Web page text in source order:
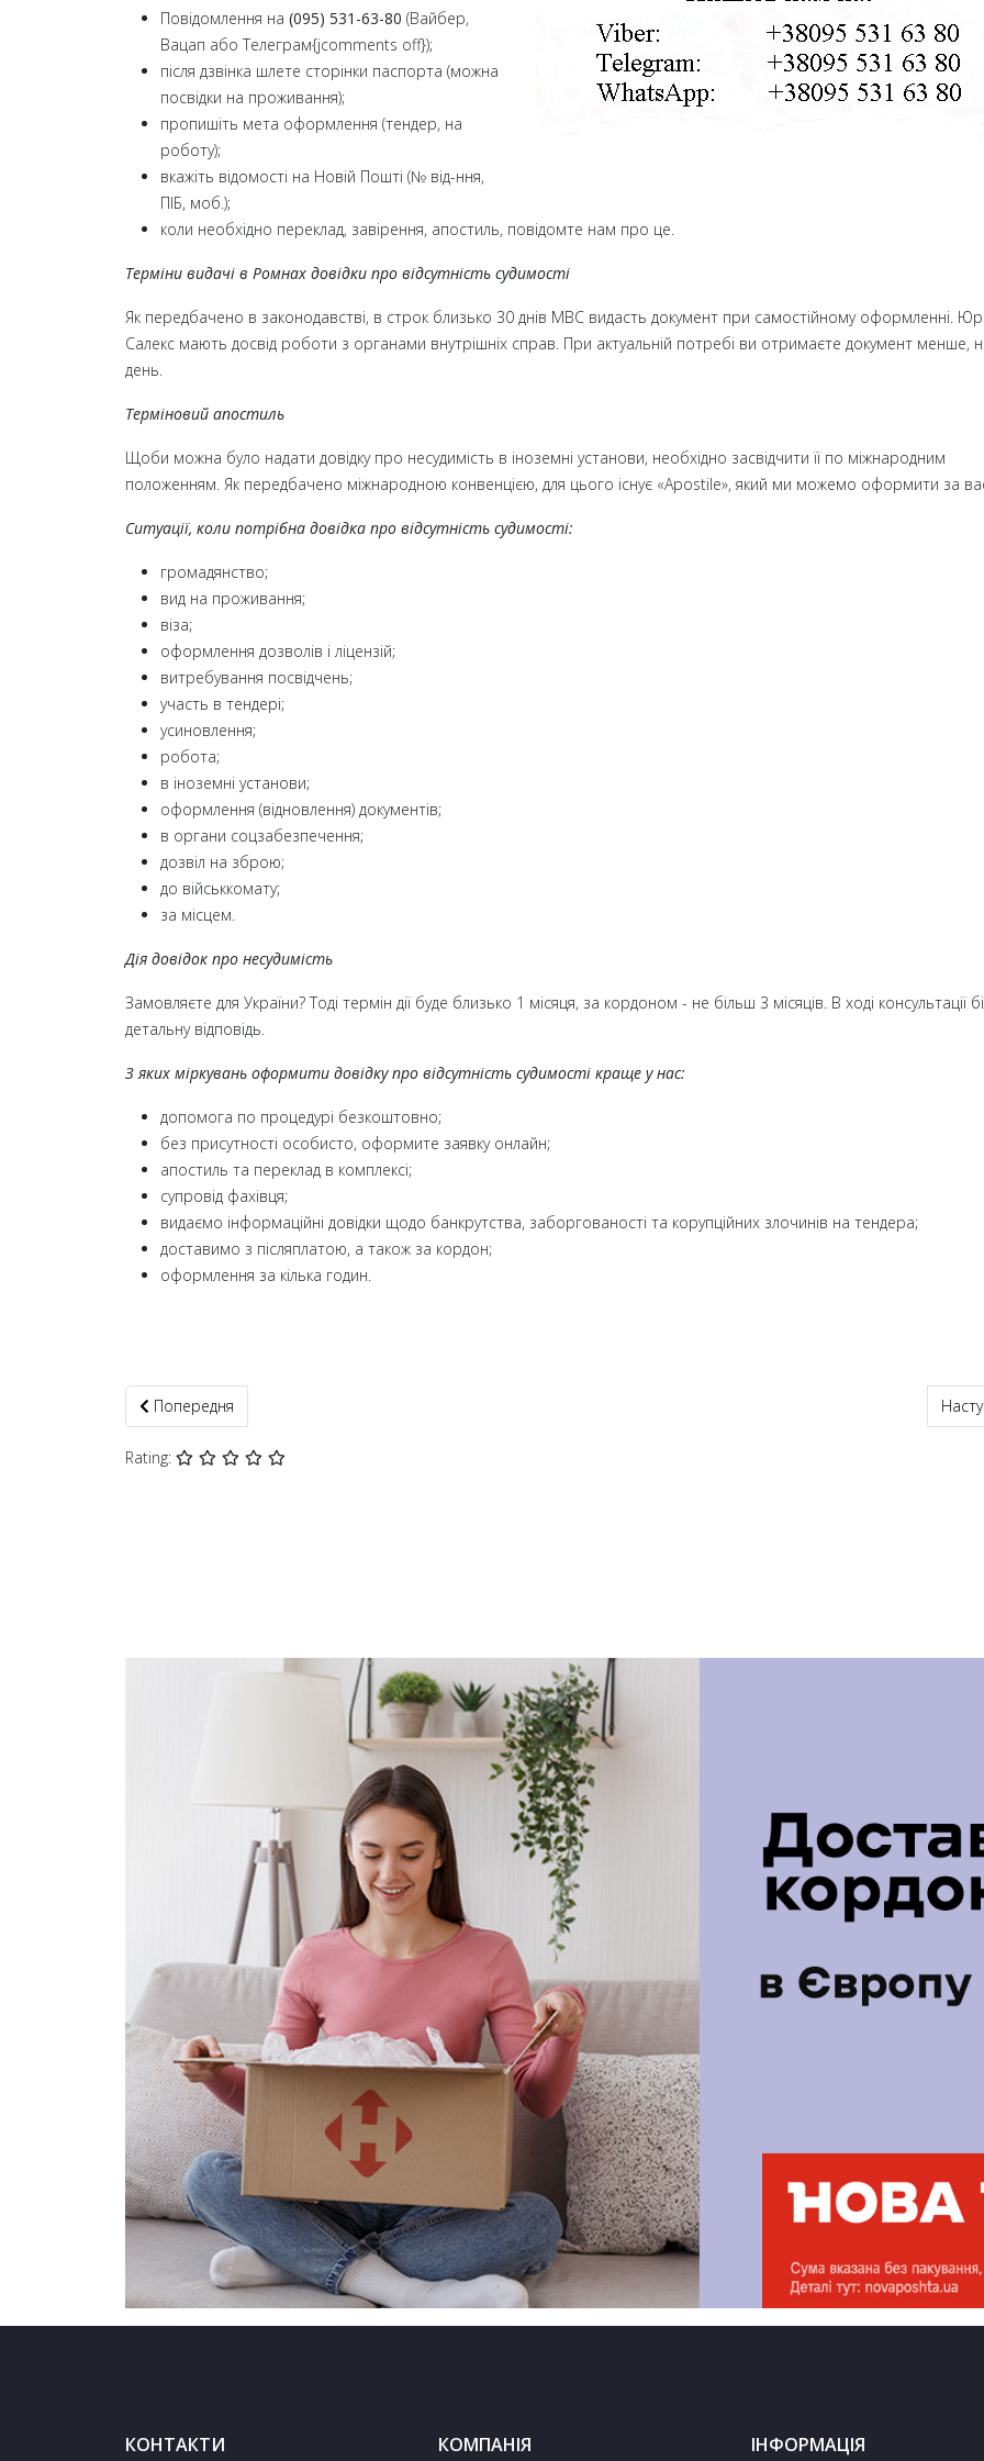
Повідомлення на (095) 531-63-80 (Вайбер,
Вацап або Телеграм{jcomments off});
після дзвінка шлете сторінки паспорта (можна
посвідки на проживання);
пропишіть мета оформлення (тендер, на
роботу);
вкажіть відомості на Новій Пошті (№ від-ння,
ПІБ, моб.);
коли необхідно переклад, завірення, апостиль, повідомте нам про це.
Терміни видачі в Ромнах довідки про відсутність судимості
Як передбачено в законодавстві, в строк близько 30 днів МВС видасть документ при самостійному оформленні.
Салекс мають досвід роботи з органами внутрішніх справ. При актуальній потребі ви отримаєте документ менше,
день.
Терміновий апостиль
Щоби можна було надати довідку про несудимість в іноземні установи, необхідно засвідчити її по міжнародним
положенням. Як передбачено міжнародною конвенцією, для цього існує «Apostile», який ми можемо оформити за
Ситуації, коли потрібна довідка про відсутність судимості:
громадянство;
вид на проживання;
віза;
оформлення дозволів і ліцензій;
витребування посвідчень;
участь в тендері;
усиновлення;
робота;
в іноземні установи;
оформлення (відновлення) документів;
в органи соцзабезпечення;
дозвіл на зброю;
до військкомату;
за місцем.
Дія довідок про несудимість
Замовляєте для України? Тоді термін дії буде близько 1 місяця, за кордоном - не більш 3 місяців. В ході консультації
детальну відповідь.
З яких міркувань оформити довідку про відсутність судимості краще у нас:
допомога по процедурі безкоштовно;
без присутності особисто, оформите заявку онлайн;
апостиль та переклад в комплексі;
супровід фахівця;
видаємо інформаційні довідки щодо банкрутства, заборгованості та корупційних злочинів на тендера;
доставимо з післяплатою, а також за кордон;
оформлення за кілька годин.
Попередня стаття: Довідка про несудимість Миргород терміново + апостиль і переклад
Попередня
Rating:
КОНТАКТИ КОМПАНІЯ ІНФОРМАЦІЯ